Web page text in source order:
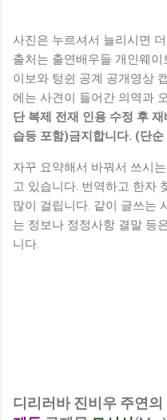
사진은 누르셔서 늘리시면
출처는 출연배우들 개인웨
이보와 텅쉰 공계 공개영상
에는 사견이 들어간 의역과
단 복제 전재 인용 수정 후
습등 포함)금지합니다. (단
자꾸 요약해서 바꿔서 쓰시
고 있습니다. 번역하고 한자
많이 걸립니다. 같이 글쓰는
는 정보나 정정사항 결말 등
니다.
디리러바 진비우 주연